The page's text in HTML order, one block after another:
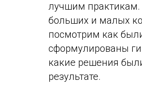
лучшим
больших и малых
посмотрим как
сформулированы
какие решения
результате.